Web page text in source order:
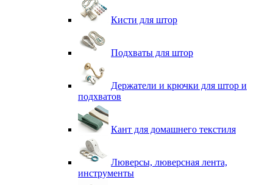
Кисти для штор
Подхваты для штор
Держатели и крючки для штор и
подхватов
Кант для домашнего текстиля
Люверсы, люверсная лента,
инструменты